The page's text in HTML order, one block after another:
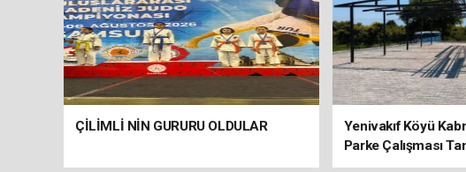
ÇİLİMLİ NİN GURURU OLDULAR
Yenivakıf Köyü
Parke Çalışması